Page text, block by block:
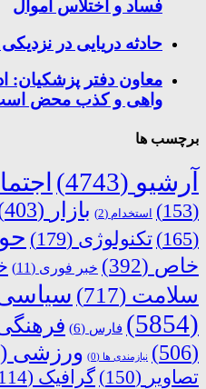
فساد و اختلاس اموال
حادثه دریایی در
معاون دفتر پزشکیان:
واهی و کذب محض
برچسب ها
آرشیو (4743)
(153)
استخدام (2) بازار (403)
(165)
تکنولوژی (179)
خاص (392) خبر فوری (11)
سلامت (717)
(5854)
فارس (6)
(506)
نیازمندی ها (0) ورزشی (827)
تصاویر (150) گرافیک (114)